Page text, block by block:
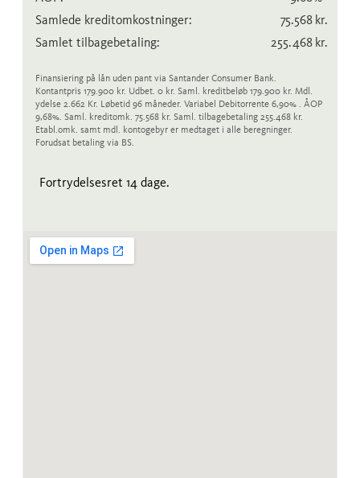
Samlede kreditomkostninger:
75.568 kr.
Samlet tilbagebetaling:
255.468 kr.
Finansiering på lån uden pant via Santander Consumer Bank.
Kontantpris 179.900 kr. Udbet. 0 kr. Saml. kreditbeløb 179.900 kr. Mdl.
ydelse 2.662 Kr. Løbetid 96 måneder. Variabel Debitorrente 6,90% . ÅOP
9,68%. Saml. kreditomk. 75.568 kr. Saml. tilbagebetaling 255.468 kr.
Etabl.omk. samt mdl. kontogebyr er medtaget i alle beregninger.
Forudsat betaling via BS.
Fortrydelsesret 14 dage.